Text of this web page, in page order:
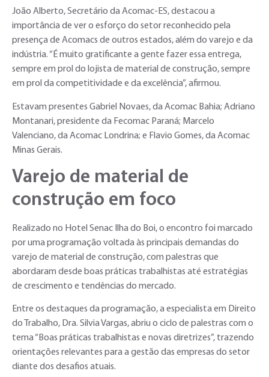
João Alberto, Secretário da Acomac-ES, destacou a
importância de ver o esforço do setor reconhecido pela
presença de Acomacs de outros estados, além do varejo e da
indústria. “É muito gratificante a gente fazer essa entrega,
sempre em prol do lojista de material de construção, sempre
em prol da competitividade e da excelência”, afirmou.
Estavam presentes Gabriel Novaes, da Acomac Bahia; Adriano
Montanari, presidente da Fecomac Paraná; Marcelo
Valenciano, da Acomac Londrina; e Flavio Gomes, da Acomac
Minas Gerais.
Varejo de material de
construção em foco
Realizado no Hotel Senac Ilha do Boi, o encontro foi marcado
por uma programação voltada às principais demandas do
varejo de material de construção, com palestras que
abordaram desde boas práticas trabalhistas até estratégias
de crescimento e tendências do mercado.
Entre os destaques da programação, a especialista em Direito
do Trabalho, Dra. Silvia Vargas, abriu o ciclo de palestras com o
tema “Boas práticas trabalhistas e novas diretrizes”, trazendo
orientações relevantes para a gestão das empresas do setor
diante dos desafios atuais.